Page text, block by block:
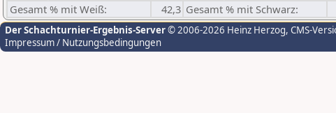
Gesamt % mit Weiß:
42,3 Gesamt % mit Schwarz:
Der Schachturnier-Ergebnis-Server© 2006-2026 Heinz Herzog, CMS-
Impressum / Nutzungsbedingungen